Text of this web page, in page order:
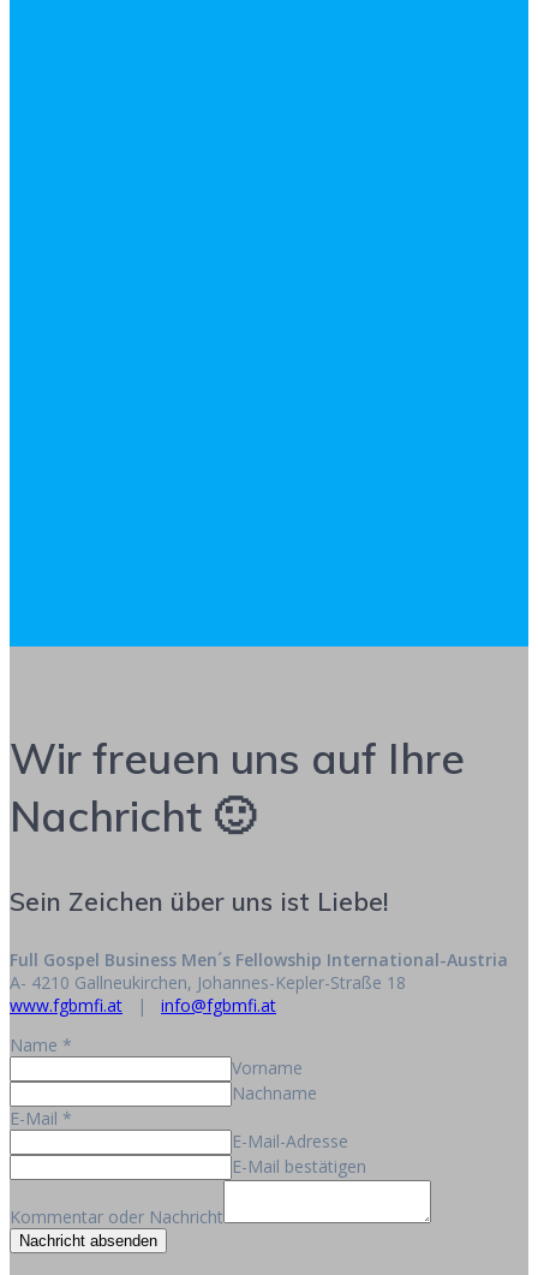
Wir freuen uns auf Ihre
Nachricht 🙂
Sein Zeichen über uns ist Liebe!
Full Gospel Business Men´s Fellowship International-Austria
A- 4210 Gallneukirchen, Johannes-Kepler-Straße 18
www.fgbmfi.at | info@fgbmfi.at
Name *
Vorname
Nachname
E-Mail *
E-Mail-Adresse
E-Mail bestätigen
Kommentar oder Nachricht
Nachricht absenden